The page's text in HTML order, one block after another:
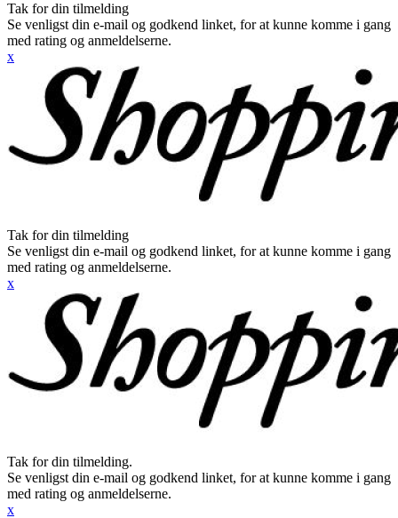
Tak for din tilmelding
Se venligst din e-mail og godkend linket, for at kunne komme i gang
med rating og anmeldelserne.
x
Tak for din tilmelding
Se venligst din e-mail og godkend linket, for at kunne komme i gang
med rating og anmeldelserne.
x
Tak for din tilmelding.
Se venligst din e-mail og godkend linket, for at kunne komme i gang
med rating og anmeldelserne.
x